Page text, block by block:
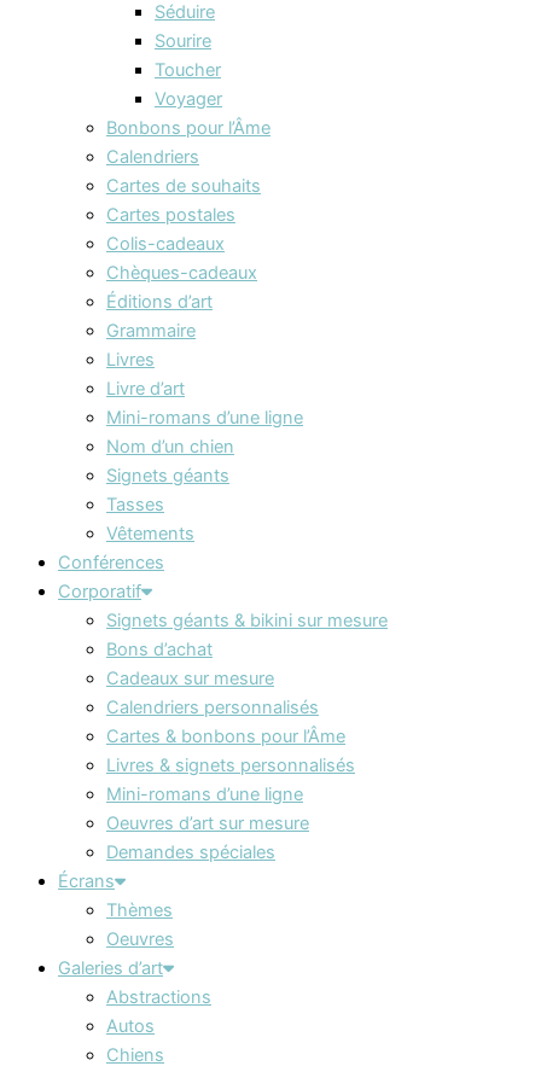
Séduire
Sourire
Toucher
Voyager
Bonbons pour l’Âme
Calendriers
Cartes de souhaits
Cartes postales
Colis-cadeaux
Chèques-cadeaux
Éditions d’art
Grammaire
Livres
Livre d’art
Mini-romans d’une ligne
Nom d’un chien
Signets géants
Tasses
Vêtements
Conférences
Corporatif
Signets géants & bikini sur mesure
Bons d’achat
Cadeaux sur mesure
Calendriers personnalisés
Cartes & bonbons pour l’Âme
Livres & signets personnalisés
Mini-romans d’une ligne
Oeuvres d’art sur mesure
Demandes spéciales
Écrans
Thèmes
Oeuvres
Galeries d’art
Abstractions
Autos
Chiens